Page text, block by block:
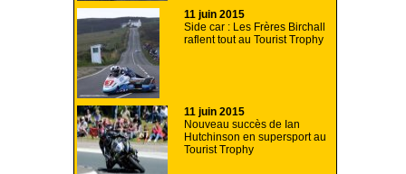
11 juin 2015
Side car : Les Frères Birchall
raflent tout au Tourist Trophy
11 juin 2015
Nouveau succès de Ian
Hutchinson en supersport au
Tourist Trophy